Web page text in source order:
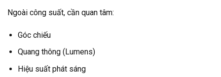
Ngoài công suất, cần quan tâm:
Góc chiếu
Quang thông (Lumens)
Hiệu suất phát sáng